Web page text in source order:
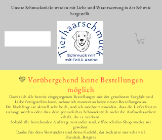
Unsere Schmuckstücke werden mit Liebe und Verantwortung in der Schweiz
hergestellt.
💛 Vorübergehend keine Bestellungen
möglich
Damit ich alle bereits eingegangenen Bestellungen mit der gewohnten Sorgfalt und
Liebe fertigstellen kann, nehme ich momentan keine neuen Bestellungen an.
Die Nachfrage ist aktuell sehr hoch, und ich möchte vermeiden, dass die Lieferfristen
zu lange werden oder dass dein persönliches Schmuckstück nicht die Aufmerksamkeit
erhält, die es verdient.
Sobald alle bestehenden Aufträge versendet sind, öffne ich den Shop wieder wie
gewohnt.
Danke für dein Verständnis und deine Geduld, das bedeutet mir sehr viel.
Herzlich, Brigitte